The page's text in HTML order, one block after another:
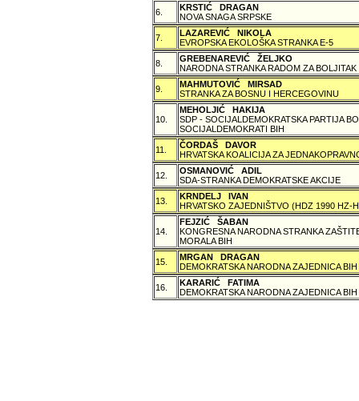
6.
KRSTIĆ DRAGAN
NOVA SNAGA SRPSKE
7.
LAZAREVIĆ NIKOLA
EVROPSKA EKOLOŠKA STRANKA E-5
8.
GREBENAREVIĆ ŽELJKO
NARODNA STRANKA RADOM ZA BOLJITAK
9.
MAHMUTOVIĆ MIRSAD
STRANKA ZA BOSNU I HERCEGOVINU
10.
MEHOLJIĆ HAKIJA
SDP - SOCIJALDEMOKRATSKA PARTIJA
SOCIJALDEMOKRATI BIH
11.
ČORDAŠ DAVOR
HRVATSKA KOALICIJA ZA
12.
OSMANOVIĆ ADIL
SDA-STRANKA DEMOKRATSKE AKCIJE
13.
KRNDELJ IVAN
HRVATSKO ZAJEDNIŠTVO (HDZ 1990 HZ-
14.
FEJZIĆ ŠABAN
KONGRESNA NARODNA STRANKA
MORALA BIH
15.
MRGAN DRAGAN
DEMOKRATSKA NARODNA ZAJEDNICA BIH
16.
KARARIĆ FATIMA
DEMOKRATSKA NARODNA ZAJEDNICA BIH